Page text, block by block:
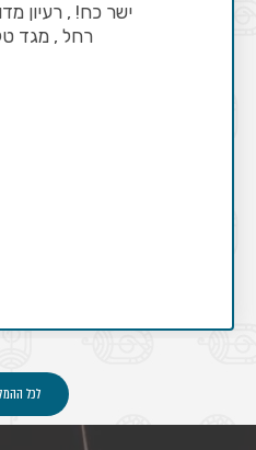
ישר כח! , רעיון
רחל , מגד
לכל